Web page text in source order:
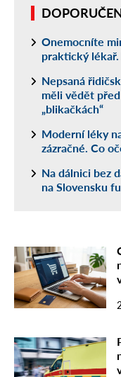
Onemocníte
praktický
Nepsaná
měli vědět
„blikačkách“
Moderní léky
zázračné. Co
Na dálnici bez
na Slovensku